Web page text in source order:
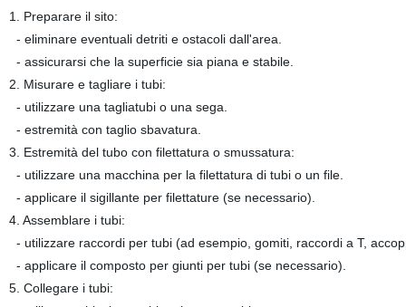
1. Preparare il sito:
- eliminare eventuali detriti e ostacoli dall'area.
- assicurarsi che la superficie sia piana e stabile.
2. Misurare e tagliare i tubi:
- utilizzare una tagliatubi o una sega.
- estremità con taglio sbavatura.
3. Estremità del tubo con filettatura o smussatura:
- utilizzare una macchina per la filettatura di tubi o un file.
- applicare il sigillante per filettature (se necessario).
4. Assemblare i tubi:
- utilizzare raccordi per tubi (ad esempio, gomiti, raccordi a T,
- applicare il composto per giunti per tubi (se necessario).
5. Collegare i tubi: